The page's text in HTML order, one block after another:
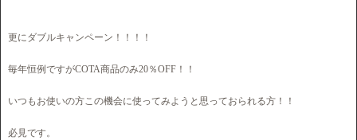
更にダブルキャンペーン！！！！
毎年恒例ですがCOTA商品のみ20％OFF！！
いつもお使いの方この機会に使ってみようと思っておられる方！！
必見です。